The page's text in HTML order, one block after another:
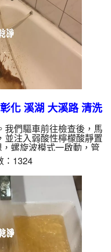
源。 綠色（銅綠）： 銅
化。 ...
化 溪湖 大溪路 清洗
我們驅車前往檢查後，馬
並注入弱酸性檸檬酸靜置
螺旋波模式一啟動，管
咖啡液」！這就是長年累
過兩個小時的奮鬥，出水
了。 為什麼水管需要定
一般水壓難以清除，不
色彩反應」： 咖啡色
來水管線老化。 石油黑
見的黑色管垢。 綠色/
：1324